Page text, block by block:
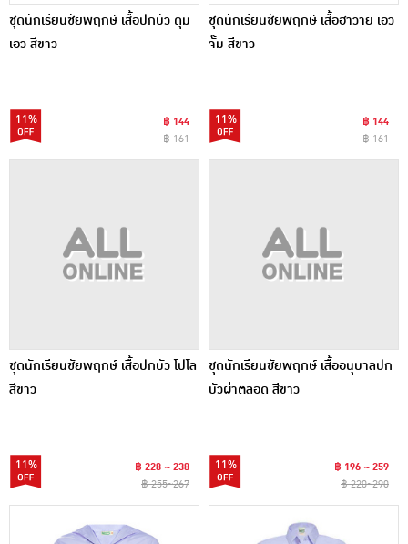
ชุดนักเรียนชัยพฤกษ์ เสื้อปกบัว ดุม
เอว สีขาว
11%
฿ 144
฿ 161
ชุดนักเรียนชัยพฤกษ์ เสื้อฮาวาย เอว
จั๊ม สีขาว
11%
฿ 144
฿ 161
ชุดนักเรียนชัยพฤกษ์ เสื้อปกบัว โปโล
สีขาว
11%
฿ 228 ~ 238
฿ 255~267
ชุดนักเรียนชัยพฤกษ์ เสื้ออนุบาลปก
บัวผ่าตลอด สีขาว
11%
฿ 196 ~ 259
฿ 220~290